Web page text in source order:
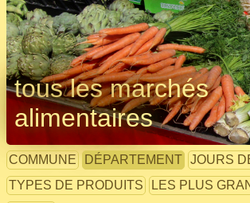
tous les marchés
alimentaires
COMMUNE DÉPARTEMENT JOURS
TYPES DE PRODUITS
LES PLUS